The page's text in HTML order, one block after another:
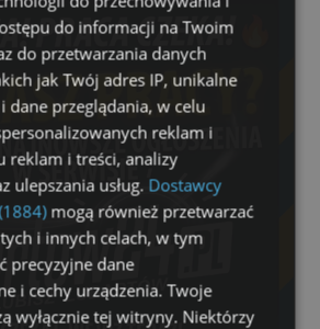
do informacji na Twoim
do przetwarzania danych
jak Twój adres IP, unikalne
dane przeglądania, w celu
reklam i
reklam i treści, analizy
ulepszania usług. Dostawcy
mogą również przetwarzać
i innych celach, w tym
precyzyjne dane
i cechy urządzenia. Twoje
wyłącznie tej witryny. Niektórzy